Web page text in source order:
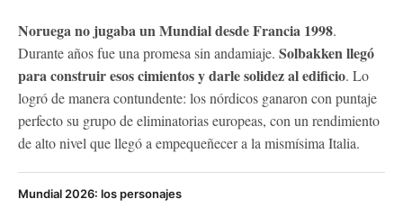
Noruega no jugaba un Mundial desde Francia 1998.
Durante años fue una promesa sin andamiaje. Solbakken llegó
para construir esos cimientos y darle solidez al edificio. Lo
logró de manera contundente: los nórdicos ganaron con puntaje
perfecto su grupo de eliminatorias europeas, con un rendimiento
de alto nivel que llegó a empequeñecer a la mismísima Italia.
Mundial 2026: los personajes